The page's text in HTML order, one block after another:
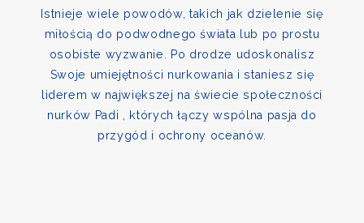
Istnieje wiele powodów, takich jak dzielenie się
miłością do podwodnego świata lub po prostu
osobiste wyzwanie. Po drodze udoskonalisz
Swoje umiejętności nurkowania i staniesz się
liderem w największej na świecie społeczności
nurków Padi , których łączy wspólna pasja do
przygód i ochrony oceanów.